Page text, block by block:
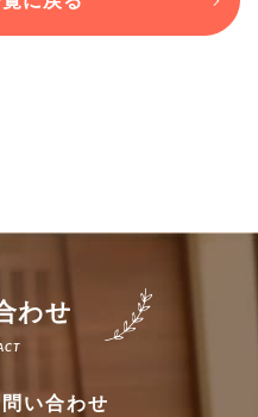
はこちら
わせ
い合わせ